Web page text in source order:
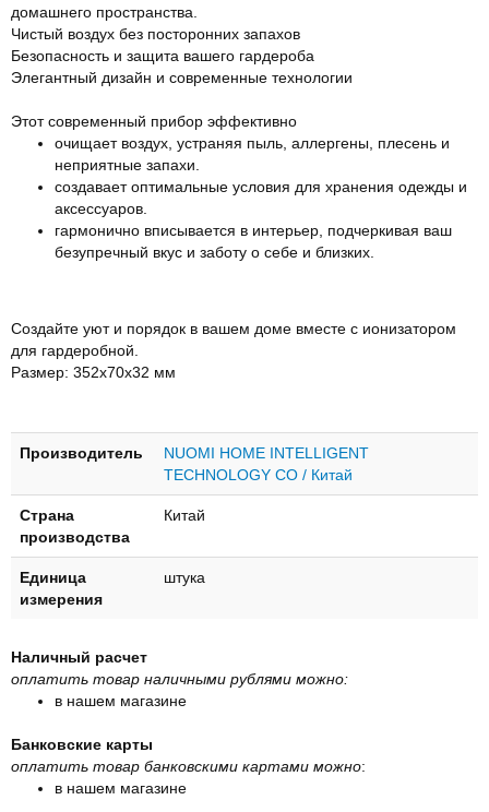
домашнего пространства.
Чистый воздух без посторонних запахов
Безопасность и защита вашего гардероба
Элегантный дизайн и современные технологии
Этот современный прибор эффективно
очищает воздух, устраняя пыль, аллергены, плесень и
неприятные запахи.
создавает оптимальные условия для хранения одежды и
аксессуаров.
гармонично вписывается в интерьер, подчеркивая ваш
безупречный вкус и заботу о себе и близких.
Создайте уют и порядок в вашем доме вместе с ионизатором
для гардеробной.
Размер: 352х70х32 мм
Производитель
NUOMI HOME INTELLIGENT
TECHNOLOGY CO / Китай
Страна
производства
Китай
Единица
измерения
штука
Наличный расчет
оплатить товар наличными рублями можно:
в нашем магазине
Банковские карты
оплатить товар банковскими картами можно:
в нашем магазине